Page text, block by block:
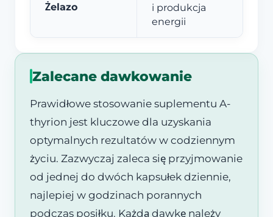
Żelazo
i produkcja
energii
Zalecane dawkowanie
Prawidłowe stosowanie suplementu A-
thyrion jest kluczowe dla uzyskania
optymalnych rezultatów w codziennym
życiu. Zazwyczaj zaleca się przyjmowanie
od jednej do dwóch kapsułek dziennie,
najlepiej w godzinach porannych
podczas posiłku. Każdą dawkę należy